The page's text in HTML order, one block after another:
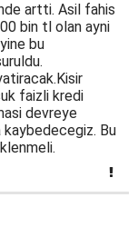
artti. Asil fahis
bin tl olan ayni
bu
faizli kredi
devreye
kaybedecegiz. Bu